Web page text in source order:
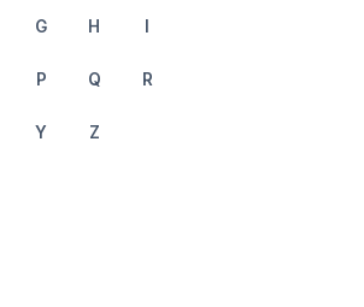
G H I
P Q R
Y Z